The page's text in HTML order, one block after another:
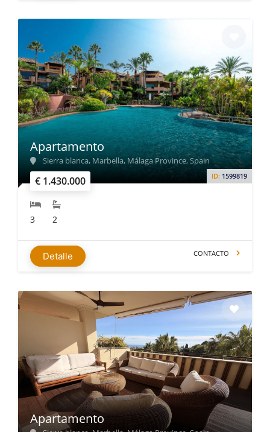
€ 1.430.000 ID: 1599819
Apartamento
Sierra blanca, Marbella, Málaga Province, Spain
3 2
Detalle CONTACTO
Apartamento